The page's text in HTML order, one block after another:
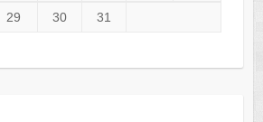
29 30
31